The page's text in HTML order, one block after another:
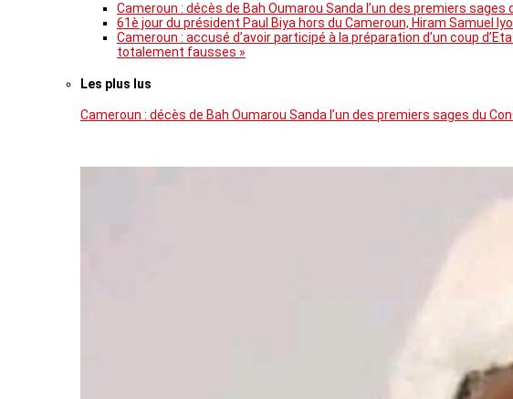
Cameroun : décès de Bah Oumarou Sanda l’un des premiers
61è jour du président Paul Biya hors du Cameroun, Hiram Samuel
Cameroun : accusé d’avoir participé à la préparation d’un coup
totalement fausses »
Les plus lus
Cameroun : décès de Bah Oumarou Sanda l’un des premiers sages du